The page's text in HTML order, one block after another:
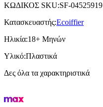
ΚΩΔΙΚΟΣ SKU:SF-04525919
Κατασκευαστής:Ecoiffier
Ηλικία:18+ Μηνών
Υλικό:Πλαστικά
Δες όλα τα χαρακτηριστικά